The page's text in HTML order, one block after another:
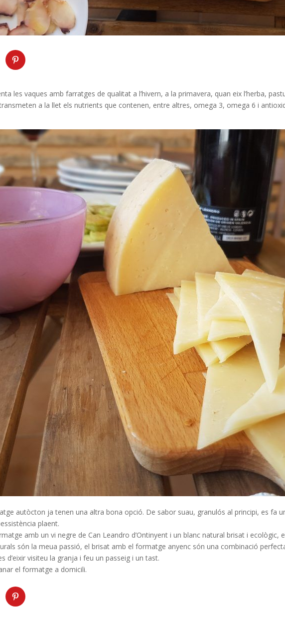
les vaques amb farratges de qualitat a l’hivern, a la primavera, quan eix l’herba,
a la llet els nutrients que contenen, entre altres, omega 3, omega 6 i
autòcton ja tenen una altra bona opció. De sabor suau, granulós al principi, es fa
plaent.
amb un vi negre de Can Leandro d’Ontinyent i un blanc natural brisat i ecològic,
són la meua passió, el brisat amb el formatge anyenc són una combinació
d’eixir visiteu la granja i feu un passeig i un tast.
el formatge a domicili.